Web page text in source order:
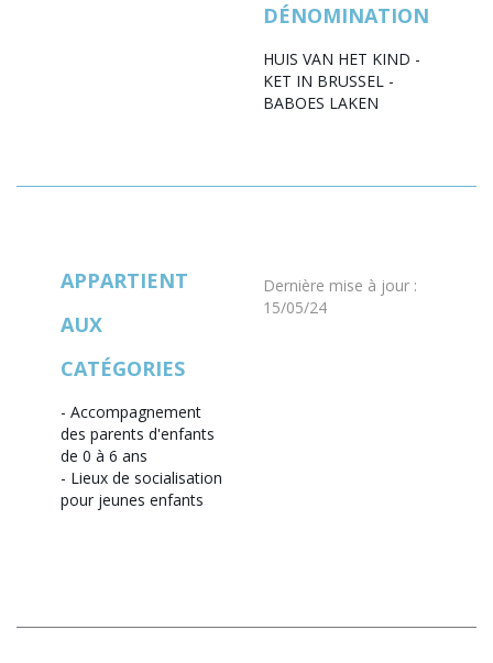
DÉNOMINATION
HUIS VAN HET KIND -
KET IN BRUSSEL -
BABOES LAKEN
APPARTIENT
AUX
CATÉGORIES
- Accompagnement
des parents d'enfants
de 0 à 6 ans
- Lieux de socialisation
pour jeunes enfants
Dernière mise à jour :
15/05/24